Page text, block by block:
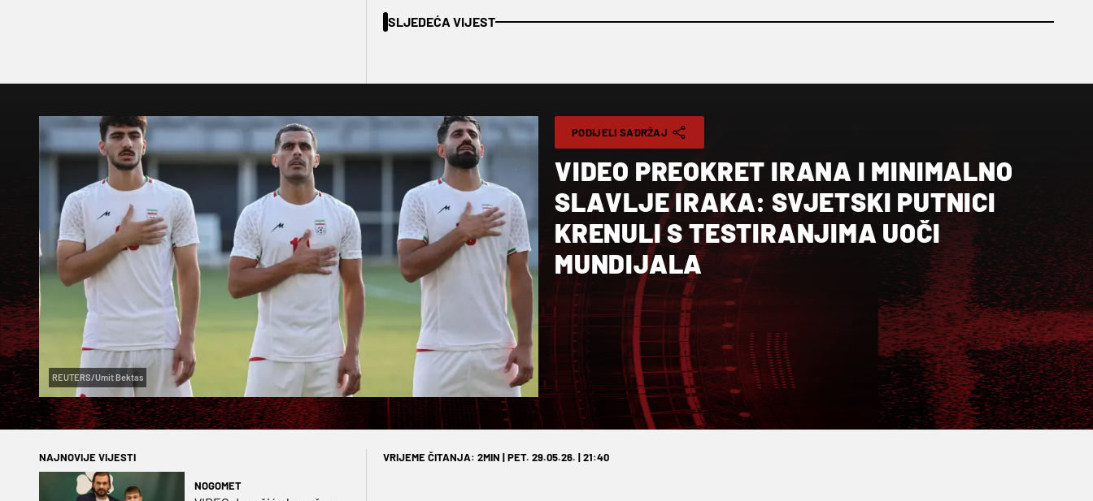
SLJEDEĆA VIJEST
REUTERS/Umit Bektas
PODIJELI SADRŽAJ
VIDEO PREOKRET IRANA I MINIMALNO
SLAVLJE IRAKA: SVJETSKI PUTNICI
KRENULI S TESTIRANJIMA UOČI
MUNDIJALA
NAJNOVIJE VIJESTI
NOGOMET
VRIJEME ČITANJA: 2MIN | PET. 29.05.26. | 21:40